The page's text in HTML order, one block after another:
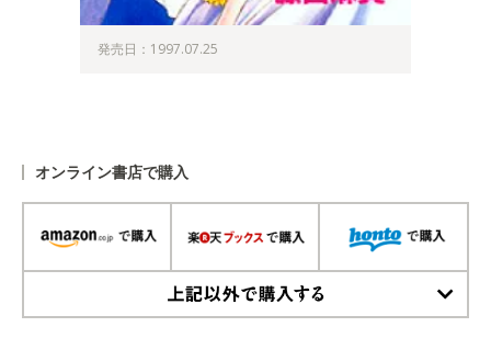
発売日：1997.07.25
オンライン書店で購入